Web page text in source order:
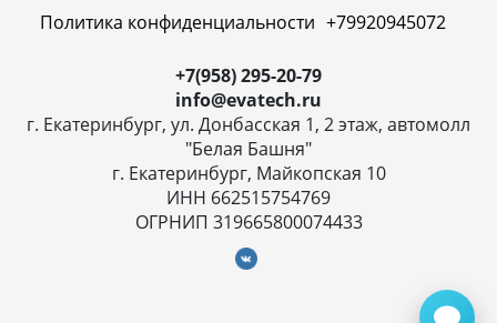
Политика конфиденциальности +79920945072
+7(958) 295-20-79
info@evatech.ru
г. Екатеринбург, ул. Донбасская 1, 2 этаж, автомолл
"Белая Башня"
г. Екатеринбург, Майкопская 10
ИНН 662515754769
ОГРНИП 319665800074433